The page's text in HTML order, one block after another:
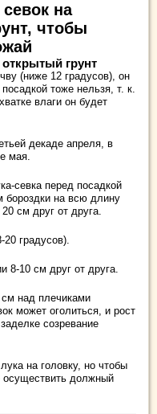
севок на
чтобы
грунт
(ниже 12 градусов), он
тоже нельзя, т. к.
влаги он будет
декаде апреля, в
мая.
севка перед посадкой
бороздки на всю длину
см друг от друга.
градусов).
8-10 см друг от друга.
над плечиками
может оголиться, и рост
созревание
на головку, но чтобы
должный